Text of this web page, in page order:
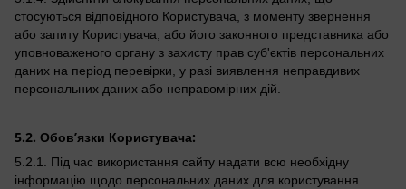
стосуються відповідного Користувача, з моменту звернення
або запиту Користувача, або його законного представника або
уповноваженого органу з захисту прав суб'єктів персональних
даних на період перевірки, у разі виявлення неправдивих
персональних даних або неправомірних дій.
5.2. Обов’язки Користувача:
5.2.1. Під час використання сайту надати всю необхідну
інформацію щодо персональних даних для користування